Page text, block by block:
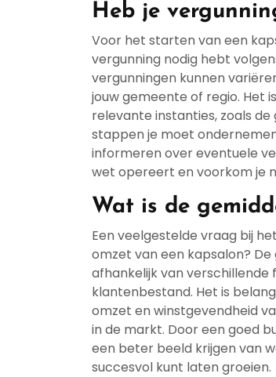
Heb je
Voor het starten van een
vergunning nodig hebt
vergunningen kunnen
jouw gemeente of regio. Het
relevante instanties, zoals
stappen je moet
informeren over eventuele
wet opereert en voorkom je
Wat is de
Een veelgestelde vraag bij
omzet van een kapsalon?
afhankelijk van verschillende
klantenbestand. Het is
omzet en winstgevendheid
in de markt. Door een goed
een beter beeld krijgen van
succesvol kunt laten groeien.